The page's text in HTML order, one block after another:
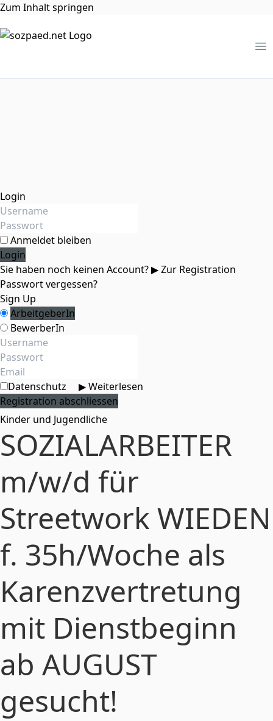
Zum Inhalt springen
Login
Anmeldet bleiben
Sie haben noch keinen Account?▶ Zur Registration
Passwort vergessen?
Sign Up
ArbeitgeberIn
BewerberIn
▶ Weiterlesen
Kinder und Jugendliche
SOZIALARBEITER
m/w/d für
Streetwork WIEDEN
f. 35h/Woche als
Karenzvertretung
mit Dienstbeginn
ab AUGUST
gesucht!